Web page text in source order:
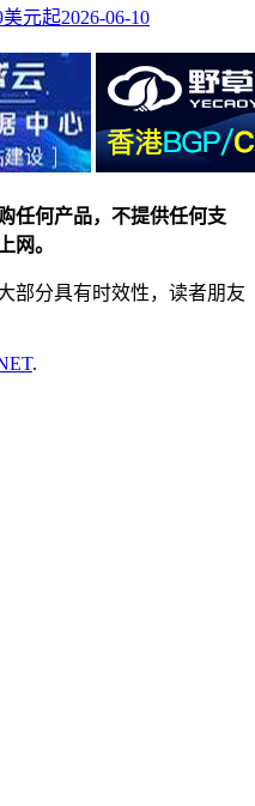
美元起2026-06-10
任何产品，不提供任何支
网。
部分具有时效性，读者朋友
.